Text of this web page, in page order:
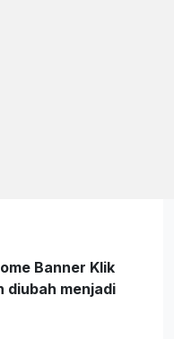
Banner Klik
diubah menjadi